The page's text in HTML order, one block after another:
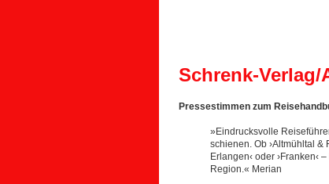
Schrenk-
Pressestimmen zum
»Eindrucksvolle
schienen. Ob ›Altmühltal &
Erlangen‹ oder ›Franken‹
Region.« Merian